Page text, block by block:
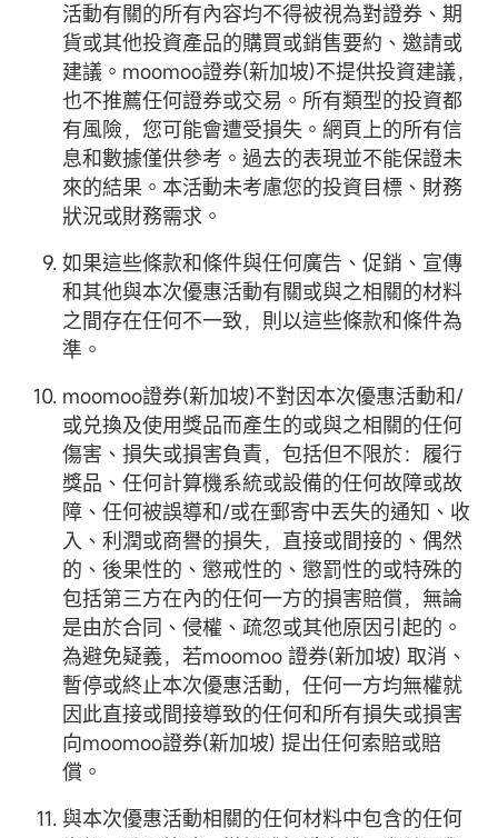
活動有關的所有內容均不得被視為對證券、期
貨或其他投資產品的購買或銷售要約、邀請或
建議。moomoo證券(新加坡)不提供投資建議，
也不推薦任何證券或交易。所有類型的投資都
有風險，您可能會遭受損失。網頁上的所有信
息和數據僅供參考。過去的表現並不能保證未
來的結果。本活動未考慮您的投資目標、財務
狀況或財務需求。
如果這些條款和條件與任何廣告、促銷、宣傳
和其他與本次優惠活動有關或與之相關的材料
之間存在任何不一致，則以這些條款和條件為
準。
moomoo證券(新加坡)不對因本次優惠活動和/
或兑換及使用獎品而產生的或與之相關的任何
傷害、損失或損害負責，包括但不限於：履行
獎品、任何計算機系統或設備的任何故障或故
障、任何被誤導和/或在郵寄中丟失的通知、收
入、利潤或商譽的損失，直接或間接的、偶然
的、後果性的、懲戒性的、懲罰性的或特殊的
包括第三方在內的任何一方的損害賠償，無論
是由於合同、侵權、疏忽或其他原因引起的。
為避免疑義，若moomoo 證券(新加坡) 取消、
暫停或終止本次優惠活動，任何一方均無權就
因此直接或間接導致的任何和所有損失或損害
向moomoo證券(新加坡) 提出任何索賠或賠
償。
與本次優惠活動相關的任何材料中包含的任何